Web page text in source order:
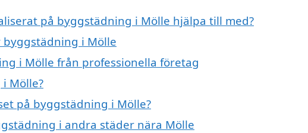
på byggstädning i Mölle hjälpa till med?
i Mölle
i Mölle från professionella företag
Mölle?
på byggstädning i Mölle?
i andra städer nära Mölle